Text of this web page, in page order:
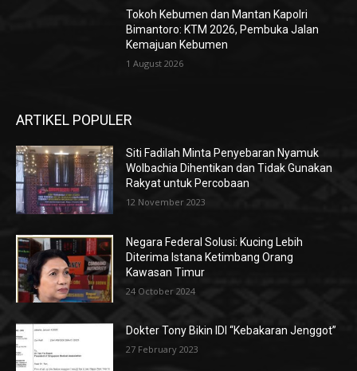
Tokoh Kebumen dan Mantan Kapolri
Bimantoro: KTM 2026, Pembuka Jalan
Kemajuan Kebumen
1 August 2026
ARTIKEL POPULER
Siti Fadilah Minta Penyebaran Nyamuk
Wolbachia Dihentikan dan Tidak Gunakan
Rakyat untuk Percobaan
12 November 2023
Negara Federal Solusi: Kucing Lebih
Diterima Istana Ketimbang Orang
Kawasan Timur
24 October 2024
Dokter Tony Bikin IDI “Kebakaran Jenggot”
27 February 2023